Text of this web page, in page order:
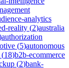
analytics
reality (2)australia
authorization
(5)autonomous
(18)b2b-ecommerce
(2)bank-